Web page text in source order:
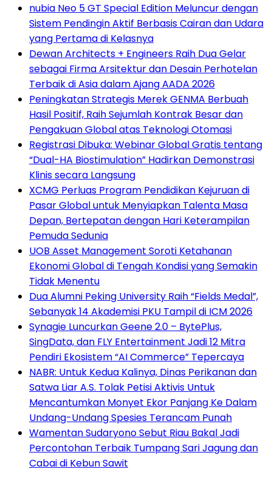
nubia Neo 5 GT Special Edition Meluncur dengan
Sistem Pendingin Aktif Berbasis Cairan dan Udara
yang Pertama di Kelasnya
Dewan Architects + Engineers Raih Dua Gelar
sebagai Firma Arsitektur dan Desain Perhotelan
Terbaik di Asia dalam Ajang AADA 2026
Peningkatan Strategis Merek GENMA Berbuah
Hasil Positif, Raih Sejumlah Kontrak Besar dan
Pengakuan Global atas Teknologi Otomasi
Registrasi Dibuka: Webinar Global Gratis tentang
“Dual-HA Biostimulation” Hadirkan Demonstrasi
Klinis secara Langsung
XCMG Perluas Program Pendidikan Kejuruan di
Pasar Global untuk Menyiapkan Talenta Masa
Depan, Bertepatan dengan Hari Keterampilan
Pemuda Sedunia
UOB Asset Management Soroti Ketahanan
Ekonomi Global di Tengah Kondisi yang Semakin
Tidak Menentu
Dua Alumni Peking University Raih “Fields Medal”,
Sebanyak 14 Akademisi PKU Tampil di ICM 2026
Synagie Luncurkan Geene 2.0 – BytePlus,
SingData, dan FLY Entertainment Jadi 12 Mitra
Pendiri Ekosistem “AI Commerce” Tepercaya
NABR: Untuk Kedua Kalinya, Dinas Perikanan dan
Satwa Liar A.S. Tolak Petisi Aktivis Untuk
Mencantumkan Monyet Ekor Panjang Ke Dalam
Undang-Undang Spesies Terancam Punah
Wamentan Sudaryono Sebut Riau Bakal Jadi
Percontohan Terbaik Tumpang Sari Jagung dan
Cabai di Kebun Sawit